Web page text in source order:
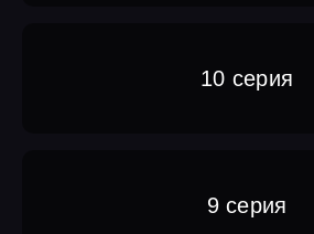
10 серия
9 серия